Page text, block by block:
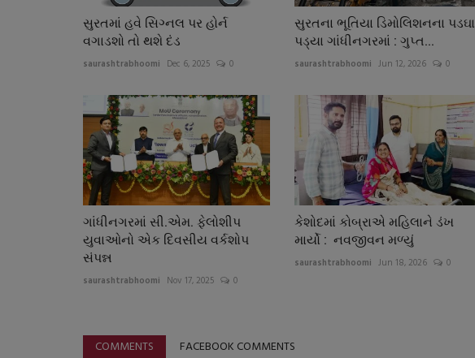
સુરતમાં હવે સિગ્નલ પર હોર્ન
વગાડશો તો થશે દંડ
saurashtrabhoomi Dec 6, 2025 0
સુરતના ભૂતિયા ડિમોલિશનના પડઘા
પડ્યા ગાંધીનગરમાં : ગુપ્ત...
saurashtrabhoomi Jun 12, 2026 0
ગાંધીનગરમાં સી.એમ. ફેલોશીપ
યુવાઓનો એક દિવસીય વર્કશોપ
સંપન્ન
saurashtrabhoomi Nov 17, 2025 0
કેશોદમાં કોબ્રાએ મહિલાને ડંખ
માર્યો : નવજીવન મળ્યું
saurashtrabhoomi Jun 18, 2026 0
COMMENTS FACEBOOK COMMENTS